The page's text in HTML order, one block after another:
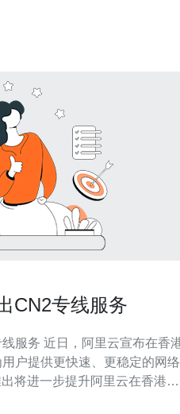
CN2专线服务
宣布在香港
户提供更快速、更稳定的网络
将进一步提升阿里云在香港地